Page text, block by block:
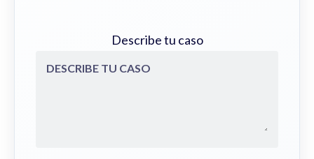
Describe tu caso